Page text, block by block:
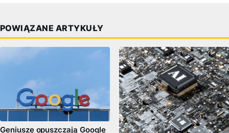
POWIĄZANE ARTYKUŁY
Geniusze opuszczają Google